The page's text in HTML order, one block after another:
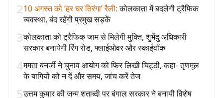
210 अगस्त को ‘हर घर तिरंगा’ रैली: कोलकाता में बदलेगी ट्रैफिक
व्यवस्था, बंद रहेंगी प्रमुख सड़कें
3कोलकाता को ट्रैफिक जाम से मिलेगी मुक्ति, शुभेंदु अधिकारी
सरकार बनायेगी रिंग रोड, फ्लाईओवर और स्काईवॉक
4ममता बनर्जी ने चुनाव आयोग को फिर लिखी चिट्ठी, कहा- तृणमूल
के बागियों को न दें और समय, जांच करें तेज
5उत्तम कुमार की जन्म शताब्दी पर बंगाल सरकार ने बनायी विशेष